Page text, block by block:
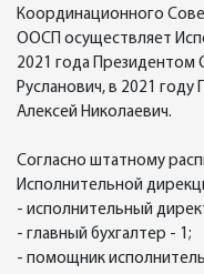
Координационного
ООСП осуществляет
2021 года
Русланович, в 2021
Алексей Николаевич.
Согласно штатному
Исполнительной
- исполнительный
- главный бухгалтер - 1;
- помощник